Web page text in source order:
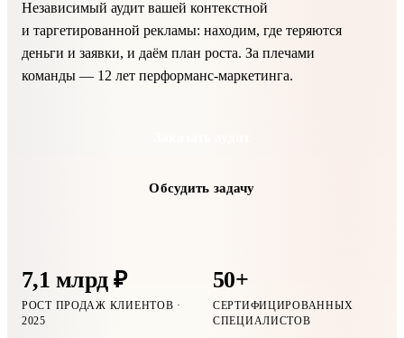
Независимый аудит вашей контекстной
и таргетированной рекламы: находим, где теряются
деньги и заявки, и даём план роста. За плечами
команды — 12 лет перформанс-маркетинга.
Обсудить задачу
7,1 млрд ₽
РОСТ ПРОДАЖ КЛИЕНТОВ ·
2025
50+
СЕРТИФИЦИРОВАННЫХ
СПЕЦИАЛИСТОВ
убыточные ключи и связки
нецелевой и фродовый трафик
ошибки в целях и аналитике